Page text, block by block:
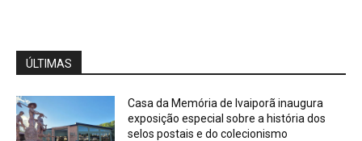
ÚLTIMAS
Casa da Memória de Ivaiporã inaugura
exposição especial sobre a história dos
selos postais e do colecionismo